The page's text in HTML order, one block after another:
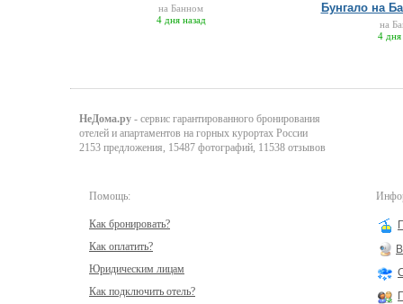
на Банном
4 дня назад
Бунгало на
на
4 дня
НеДома.ру - сервис гарантированного бронирования
отелей и апартаментов на горных курортах России
2153 предложения, 15487 фотографий, 11538 отзывов
Помощь:
Как бронировать?
Как оплатить?
Юридическим лицам
Как подключить отель?